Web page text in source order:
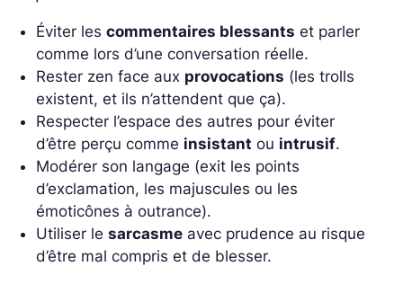
Éviter les commentaires blessants et parler
comme lors d’une conversation réelle.
Rester zen face aux provocations (les trolls
existent, et ils n’attendent que ça).
Respecter l’espace des autres pour éviter
d’être perçu comme insistant ou intrusif.
Modérer son langage (exit les points
d’exclamation, les majuscules ou les
émoticônes à outrance).
Utiliser le sarcasme avec prudence au risque
d’être mal compris et de blesser.